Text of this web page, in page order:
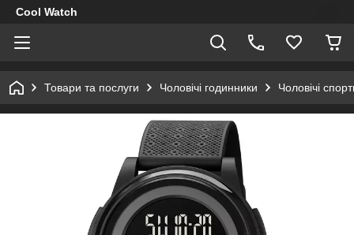
Cool Watch
Товари та послуги Чоловічі годинники Чоловічі